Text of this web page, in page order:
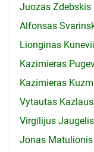
Juozas Zdebskis
Alfonsas
Lionginas
Kazimieras
Kazimieras
Vytautas
Virgilijus Jaugelis
Jonas Matulionis